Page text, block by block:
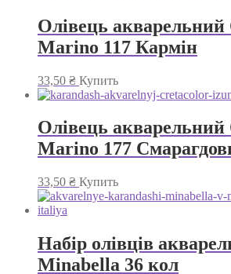
Олівець
Marino 117 Кармін
33,50 ₴ Купить
Олівець
Marino 177
33,50 ₴ Купить
Набір олівців
Minabella 36 кол